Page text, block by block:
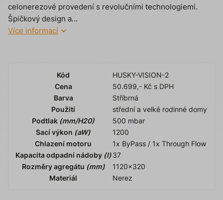
celonerezové provedení s revolučními technologiemi.
Špičkový design a...
Více informací
Kód
HUSKY-VISION-2
Cena
50.699,- Kč s DPH
Barva
Stříbrná
Použití
střední a velké rodinné domy
Podtlak (mm/H20)
500 mbar
Sací výkon (aW)
1200
Chlazení motoru
1x ByPass / 1x Through Flow
Kapacita odpadní nádoby (l) 37
Rozměry agregátu (mm)
1120x320
Materiál
Nerez